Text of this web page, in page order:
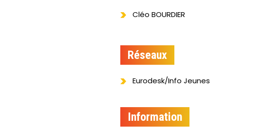
Cléo BOURDIER
Réseaux
Eurodesk/Info Jeunes
Information